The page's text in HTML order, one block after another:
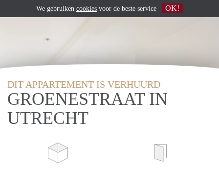
DIT APPARTEMENT IS VERHUURD
GROENESTRAAT IN
UTRECHT
We gebruiken cookies voor de beste service OK!